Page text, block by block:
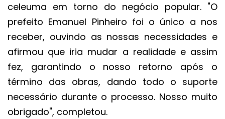
celeuma em torno do negócio popular. "O
prefeito Emanuel Pinheiro foi o único a nos
receber, ouvindo as nossas necessidades e
afirmou que iria mudar a realidade e assim
fez, garantindo o nosso retorno após o
término das obras, dando todo o suporte
necessário durante o processo. Nosso muito
obrigado", completou.